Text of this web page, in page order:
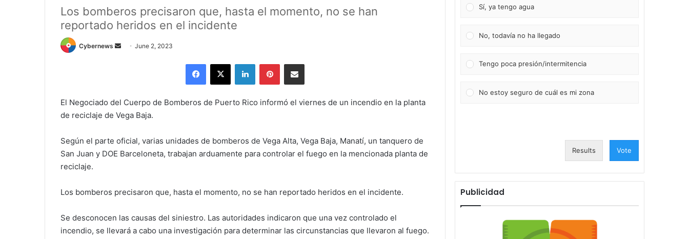
Los bomberos precisaron que, hasta el momento, no se han
reportado heridos en el incidente
Cybernews
Send June 2, 2023
Facebook
X LinkedInPinterestShare via Email
El Negociado del Cuerpo de Bomberos de Puerto Rico informó el viernes de un incendio en la planta
de reciclaje de Vega Baja.
Según el parte oficial, varias unidades de bomberos de Vega Alta, Vega Baja, Manatí, un tanquero de
San Juan y DOE Barceloneta, trabajan arduamente para controlar el fuego en la mencionada planta de
reciclaje.
Los bomberos precisaron que, hasta el momento, no se han reportado heridos en el incidente.
Se desconocen las causas del siniestro. Las autoridades indicaron que una vez controlado el
incendio, se llevará a cabo una investigación para determinar las circunstancias que llevaron al fuego.
Sí, ya tengo agua
No, todavía no ha llegado
Tengo poca presión/intermitencia
No estoy seguro de cuál es mi zona
Results Vote
Publicidad